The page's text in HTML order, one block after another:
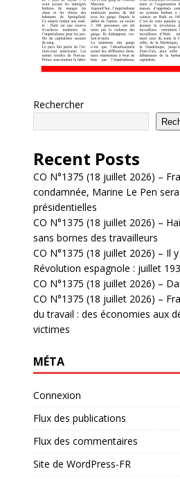
Rechercher
Recent Posts
CO N°1375 (18 juillet 2026) –
condamnée, Marine Le Pen
présidentielles
CO N°1375 (18 juillet 2026) –
sans bornes des travailleurs
CO N°1375 (18 juillet 2026) – Il
Révolution espagnole : juillet
CO N°1375 (18 juillet 2026) –
CO N°1375 (18 juillet 2026) –
du travail : des économies aux
victimes
MÉTA
Connexion
Flux des publications
Flux des commentaires
Site de WordPress-FR